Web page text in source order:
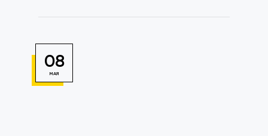
08
МАЯ